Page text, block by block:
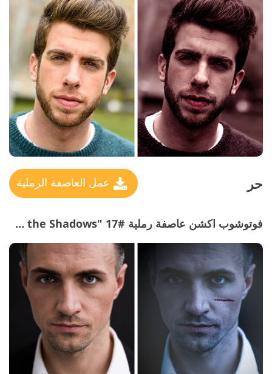
حر عمل العاصفة الرملية
فوتوشوب اكشن عاصفة رملية #17 "In the Shadows"